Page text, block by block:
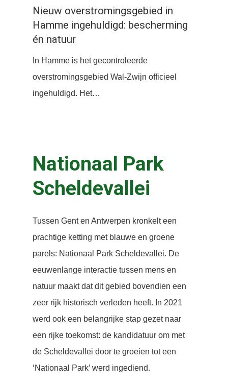
Nieuw overstromingsgebied in
Hamme ingehuldigd: bescherming
én natuur
In Hamme is het gecontroleerde
overstromingsgebied Wal-Zwijn officieel
ingehuldigd. Het…
Nationaal Park
Scheldevallei
Tussen Gent en Antwerpen kronkelt een
prachtige ketting met blauwe en groene
parels: Nationaal Park Scheldevallei. De
eeuwenlange interactie tussen mens en
natuur maakt dat dit gebied bovendien een
zeer rijk historisch verleden heeft. In 2021
werd ook een belangrijke stap gezet naar
een rijke toekomst: de kandidatuur om met
de Scheldevallei door te groeien tot een
‘Nationaal Park’ werd ingediend.